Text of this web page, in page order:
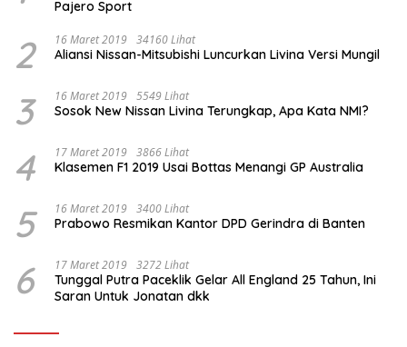
Pajero Sport
2 16 Maret 2019 34160 Lihat
Aliansi Nissan-Mitsubishi Luncurkan Livina Versi Mungil
3 16 Maret 2019 5549 Lihat
Sosok New Nissan Livina Terungkap, Apa Kata NMI?
4 17 Maret 2019 3866 Lihat
Klasemen F1 2019 Usai Bottas Menangi GP Australia
5 16 Maret 2019 3400 Lihat
Prabowo Resmikan Kantor DPD Gerindra di Banten
6 17 Maret 2019 3272 Lihat
Tunggal Putra Paceklik Gelar All England 25 Tahun, Ini
Saran Untuk Jonatan dkk